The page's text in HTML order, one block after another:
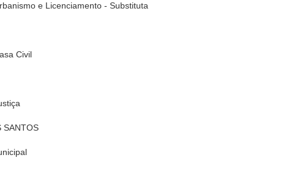
e Licenciamento - Substituta
Civil
SANTOS